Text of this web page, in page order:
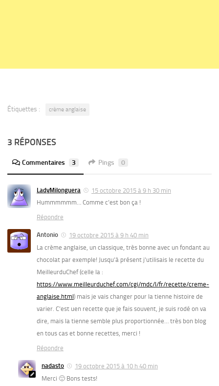
Étiquettes : crème anglaise
3 RÉPONSES
Commentaires 3 Pings 0
LadyMilonguera
15 octobre 2015 à 9 h 30 min
Hummmmmm… Comme c’est bon ça !
Répondre
Antonio
19 octobre 2015 à 9 h 40 min
La crème anglaise, un classique, très bonne avec un fondant au
chocolat par exemple! Jusqu’à présent j’utilisais le recette du
MeilleurduChef (celle la :
https://www.meilleurduchef.com/cgi/mdc/l/fr/recette/creme-
anglaise.html) mais je vais changer pour la tienne histoire de
varier. C’est uen recette que je fais souvent, je suis rodé on va
dire, mais la tienne semble plus proportionnée… très bon blog
en tous cas et bonne recettes, merci !
Répondre
nadasto
19 octobre 2015 à 10 h 40 min
Merci 🙂 Bons tests!